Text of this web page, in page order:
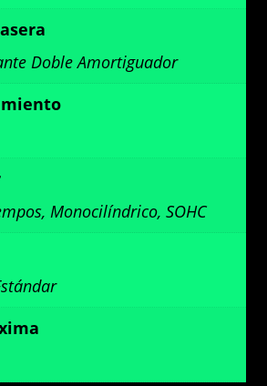
Doble Amortiguador
Monocilíndrico, SOHC